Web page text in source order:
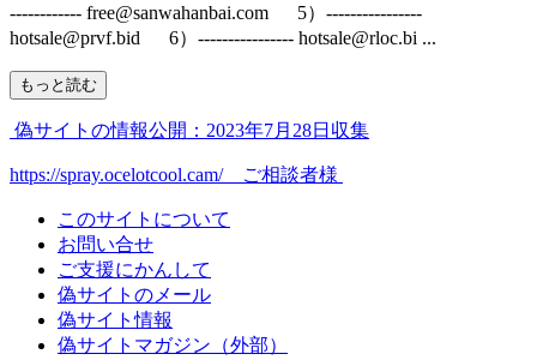
------------ free@sanwahanbai.com 5）----------------
hotsale@prvf.bid 6）---------------- hotsale@rloc.bi ...
もっと読む
偽サイトの情報公開：2023年7月28日収集
https://spray.ocelotcool.cam/ ご相談者様
このサイトについて
お問い合せ
ご支援にかんして
偽サイトのメール
偽サイト情報
偽サイトマガジン（外部）